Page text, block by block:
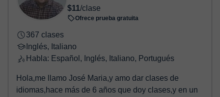
$11/clase
Ofrece prueba gratuita
367 clases
Inglés, Italiano
Habla: Español, Inglés, Italiano, Portugués
Hola,me llamo José Maria,y amo dar clases de
idiomas,hace más de 6 años que doy clases,y en un